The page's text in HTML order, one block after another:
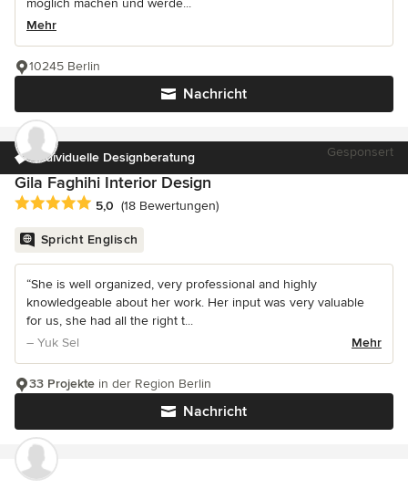
möglich machen und werde...
Mehr
Nachricht
10245 Berlin
Individuelle Designberatung Gesponsert
Gila Faghihi Interior Design
Durchschnittliche Bewertung: 5 von 5 Sternen
5,0 (18 Bewertungen)
Spricht Englisch
“She is well organized, very professional and highly
knowledgeable about her work. Her input was very valuable
for us, she had all the right t...
– Yuk Sel
Mehr
Nachricht
33 Projekte in der Region Berlin